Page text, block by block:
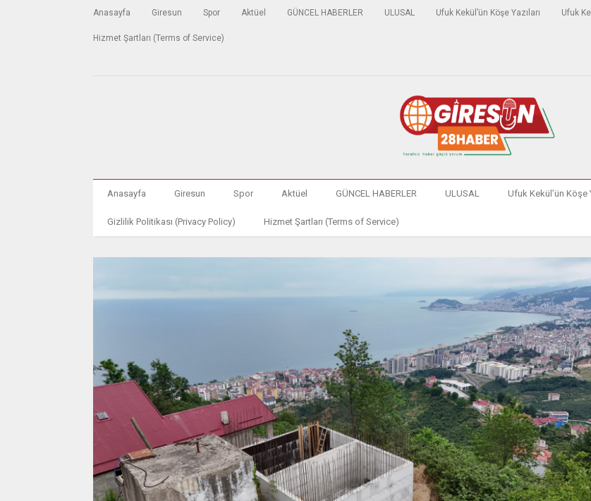
Anasayfa Giresun Spor Aktüel GÜNCEL HABERLER ULUSAL Ufuk Kekül’ün Köşe Yazıları Ufuk
Hizmet Şartları (Terms of Service)
Anasayfa Giresun Spor Aktüel GÜNCEL HABERLER ULUSAL Ufuk Kekül’ün Köşe
Gizlilik Politikası (Privacy Policy) Hizmet Şartları (Terms of Service)